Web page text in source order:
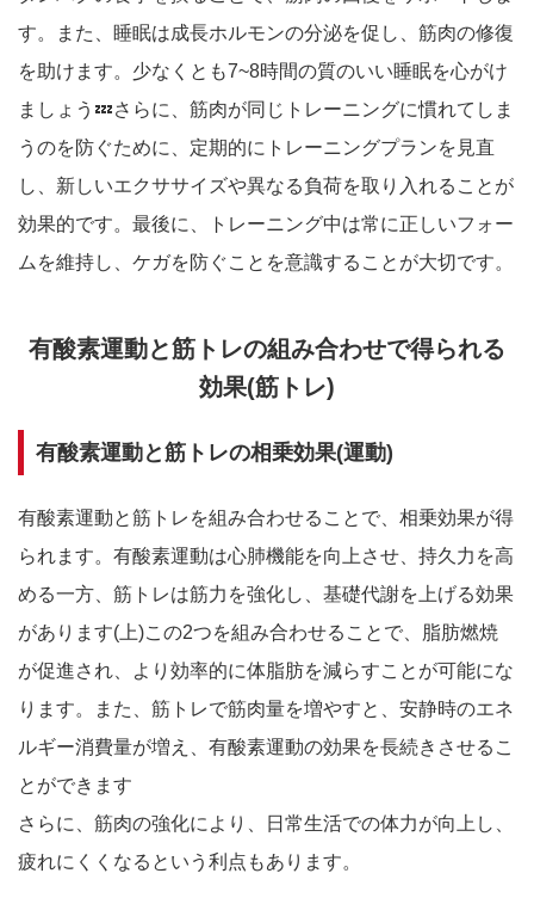
す。また、睡眠は成長ホルモンの分泌を促し、筋肉の修復
を助けます。少なくとも7~8時間の質のいい睡眠を心がけ
ましょう💤さらに、筋肉が同じトレーニングに慣れてしま
うのを防ぐために、定期的にトレーニングプランを見直
し、新しいエクササイズや異なる負荷を取り入れることが
効果的です。最後に、トレーニング中は常に正しいフォー
ムを維持し、ケガを防ぐことを意識することが大切です。
有酸素運動と筋トレの組み合わせで得られる
効果(筋トレ)
有酸素運動と筋トレの相乗効果(運動)
有酸素運動と筋トレを組み合わせることで、相乗効果が得
られます。有酸素運動は心肺機能を向上させ、持久力を高
める一方、筋トレは筋力を強化し、基礎代謝を上げる効果
があります(上)この2つを組み合わせることで、脂肪燃焼
が促進され、より効率的に体脂肪を減らすことが可能にな
ります。また、筋トレで筋肉量を増やすと、安静時のエネ
ルギー消費量が増え、有酸素運動の効果を長続きさせるこ
とができます
さらに、筋肉の強化により、日常生活での体力が向上し、
疲れにくくなるという利点もあります。